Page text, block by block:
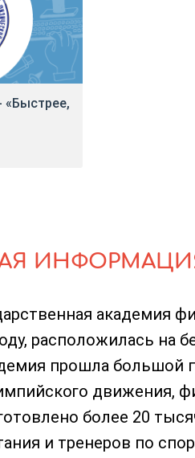
«Быстрее,
академия
расположилась на
прошла большой
движения,
более 20
и тренеров по